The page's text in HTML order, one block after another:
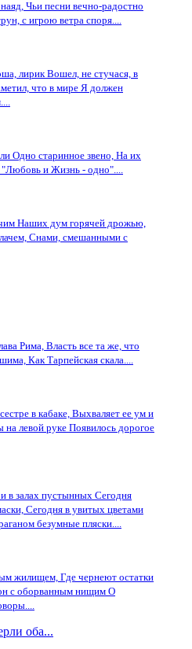
Чьи песни вечно-радостно
с игрою ветра споря....
лирик Вошел, не стучася, в
что в мире Я должен
Одно старинное звено, На их
"Любовь и Жизнь - одно"....
Наших дум горячей дрожью,
Снами, смешанными с
Рима, Власть все та же, что
Как Тарпейская скала....
в кабаке, Выхваляет ее ум и
левой руке Появилось дорогое
в залах пустынных Сегодня
Сегодня в увитых цветами
безумные пляски....
жилищем, Где чернеют остатки
с оборванным нищим О
оба...